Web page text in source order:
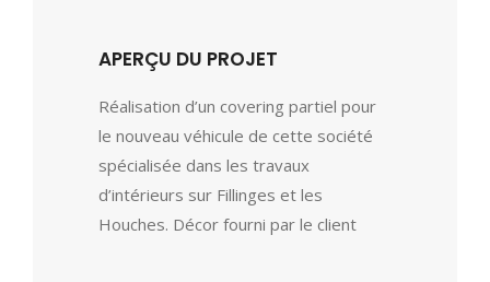
APERÇU DU PROJET
Réalisation d’un covering partiel pour
le nouveau véhicule de cette société
spécialisée dans les travaux
d’intérieurs sur Fillinges et les
Houches. Décor fourni par le client